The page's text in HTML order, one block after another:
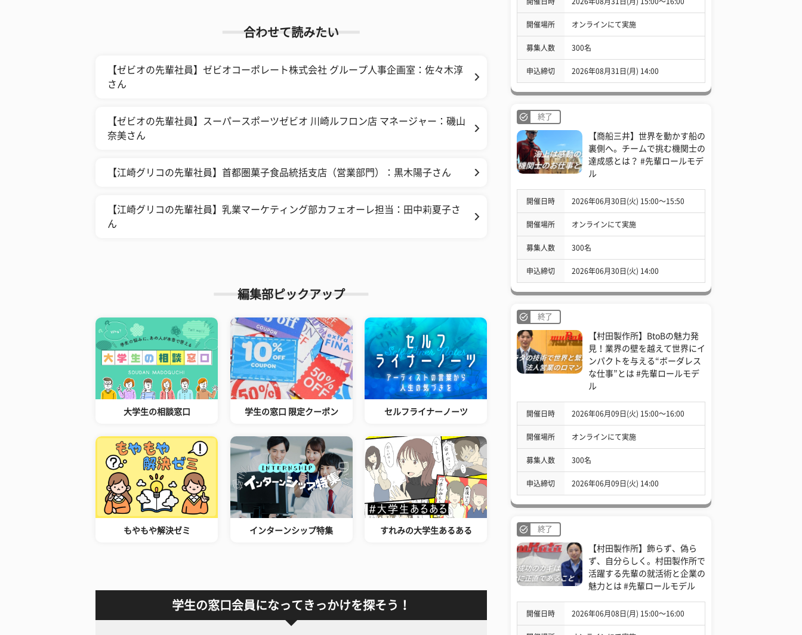
合わせて読みたい
【ゼビオの先輩社員】ゼビオコーポレート株式会社 グループ人事企画室：佐々木淳
さん
【ゼビオの先輩社員】スーパースポーツゼビオ 川崎ルフロン店 マネージャー：磯山
奈美さん
【江崎グリコの先輩社員】首都圏菓子食品統括支店（営業部門）：黒木陽子さん
【江崎グリコの先輩社員】乳業マーケティング部カフェオーレ担当：田中莉夏子さ
ん
編集部ピックアップ
大学生の相談窓口 学生の窓口 限定クーポン セルフライナーノーツ
もやもや解決ゼミ インターンシップ特集 すれみの大学生あるある
学生の窓口会員になってきっかけを探そう！
開催場所 オンラインにて実施
募集人数 300名
申込締切 2026年08月31日(月) 14:00
終了
【商船三井】世界を動かす船の
裏側へ。チームで挑む機関士の
達成感とは？ #先輩ロールモデ
ル
開催日時 2026年06月30日(火) 15:00〜15:50
開催場所 オンラインにて実施
募集人数 300名
申込締切 2026年06月30日(火) 14:00
終了
【村田製作所】BtoBの魅力発
見！業界の壁を越えて世界にイ
ンパクトを与える“ボーダレス
な仕事”とは #先輩ロールモデ
ル
開催日時 2026年06月09日(火) 15:00〜16:00
開催場所 オンラインにて実施
募集人数 300名
申込締切 2026年06月09日(火) 14:00
終了
【村田製作所】飾らず、偽ら
ず、自分らしく。村田製作所で
活躍する先輩の就活術と企業の
魅力とは #先輩ロールモデル
開催日時 2026年06月08日(月) 15:00〜16:00